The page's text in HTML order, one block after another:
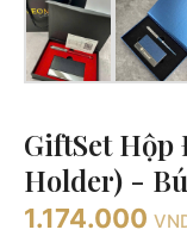
GiftSet Hộp
Holder) -
1.174.000